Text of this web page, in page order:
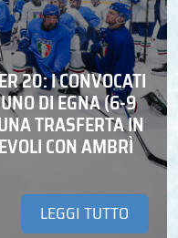
20: I CONVOCATI
DI EGNA (6-9
TRASFERTA IN
CON AMBRÌ
LEGGI TUTTO